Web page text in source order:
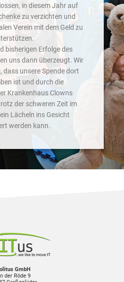
in diesem Jahr auf
zu verzichten und
Verein mit dem Geld zu
bisherigen Erfolge des
uns dann überzeugt. Wir
dass unsere Spende dort
ist und durch die
Krankenhaus Clowns
der schweren Zeit im
Lächeln ins Gesicht
werden kann.
GmbH
der Röde 9